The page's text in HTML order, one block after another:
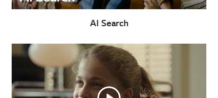
AI Search